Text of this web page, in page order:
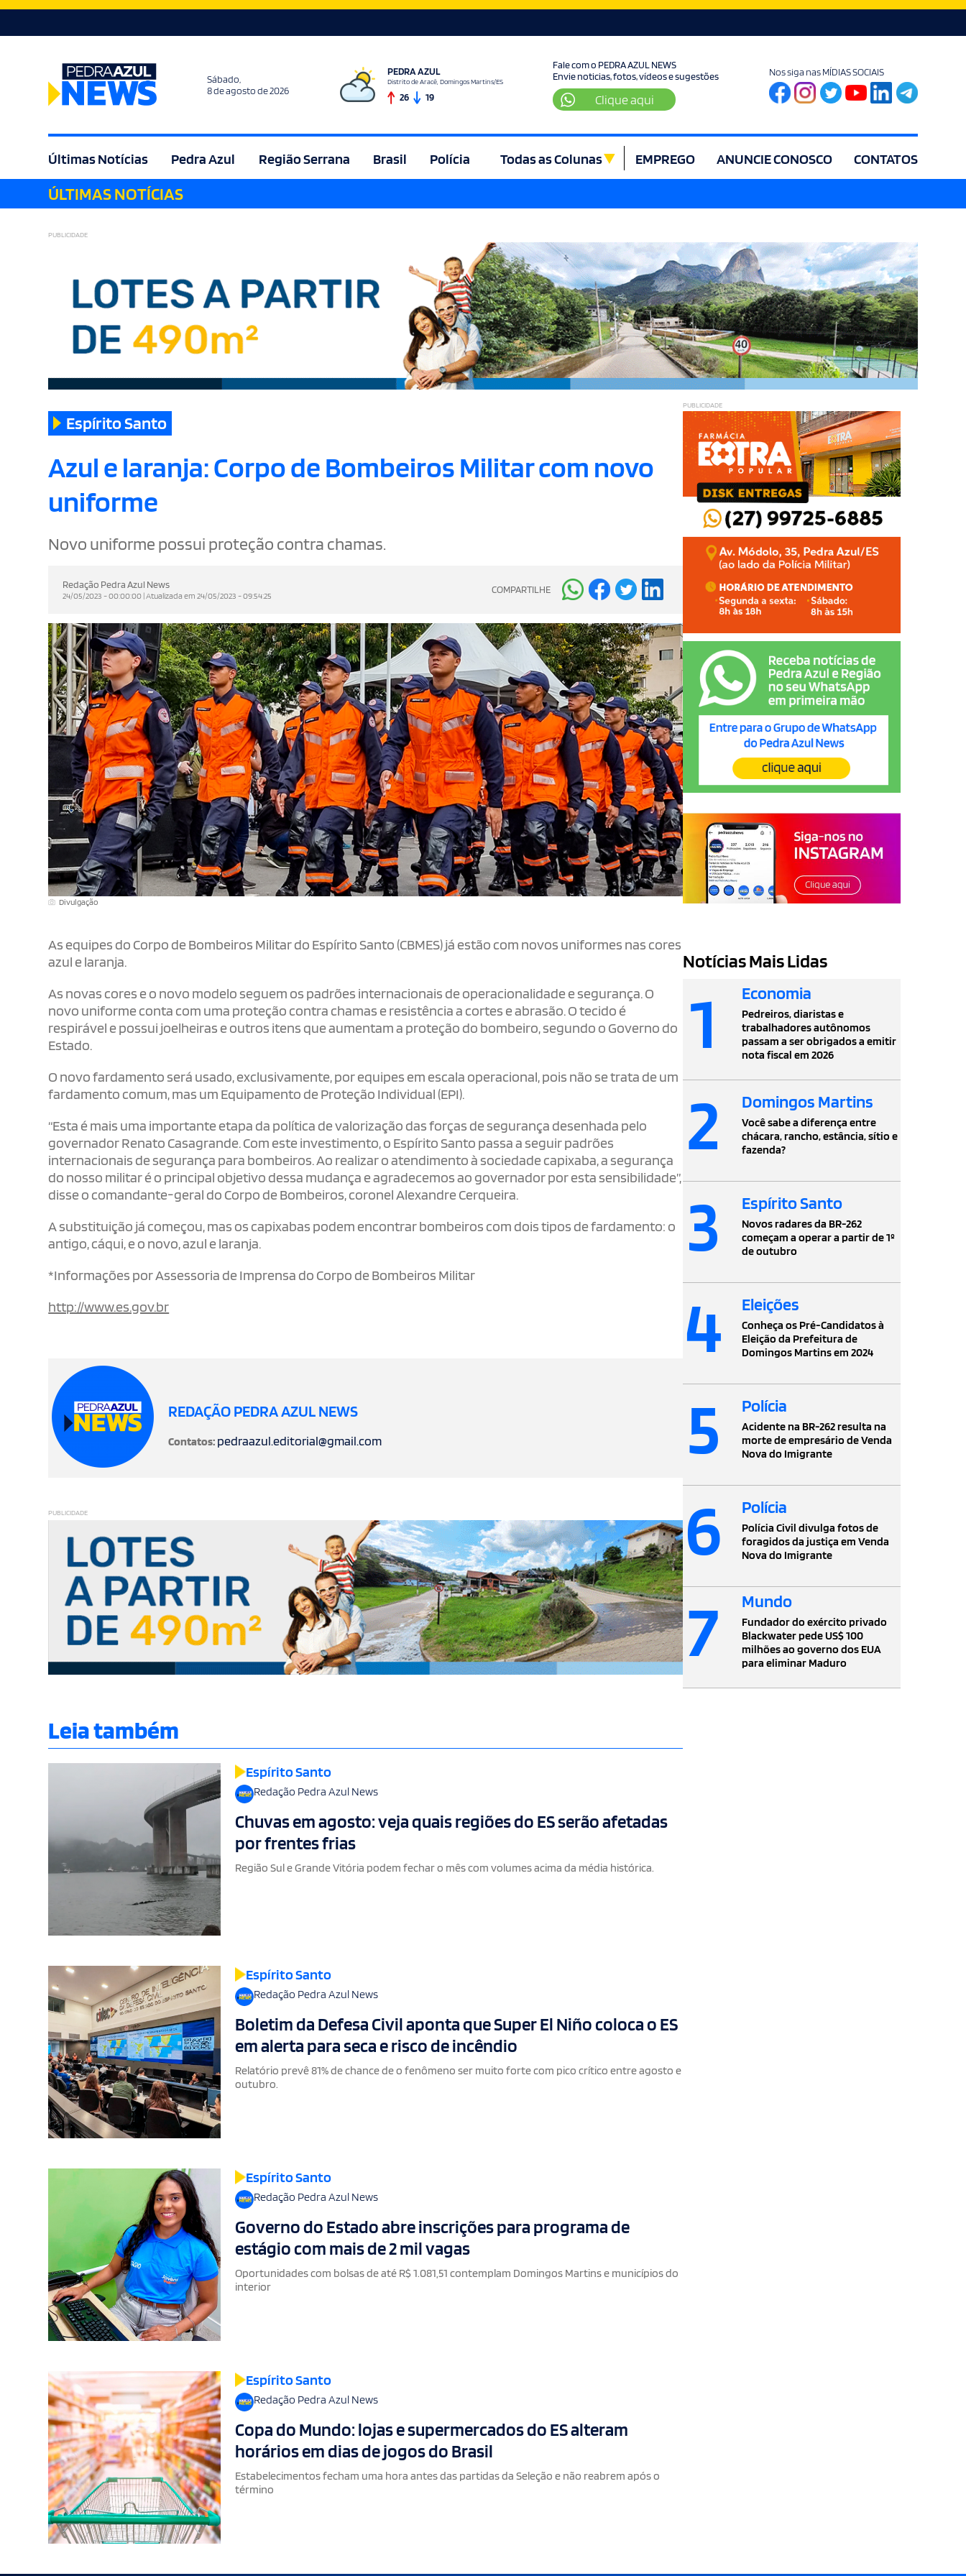
Sábado,
8 de agosto de 2026
PEDRA AZUL
Distrito de Aracê, Domingos Martins/ES
26 19
Fale com o PEDRA AZUL NEWS
Envie noticias, fotos, vídeos e sugestões
Clique aqui
Nos siga nas MÍDIAS SOCIAIS
Últimas Notícias Pedra Azul Região Serrana Brasil Polícia Todas as Colunas
Agricultura
EMPREGO ANUNCIE CONOSCO CONTATOS
ÚLTIMAS NOTÍCIAS
PUBLICIDADE
Espírito Santo
Azul e laranja: Corpo de Bombeiros Militar com novo
uniforme
Novo uniforme possui proteção contra chamas.
Redação Pedra Azul News
24/05/2023 - 00:00:00 | Atualizada em 24/05/2023 - 09:54:25 COMPARTILHE
Divulgação
As equipes do Corpo de Bombeiros Militar do Espírito Santo (CBMES) já estão com novos uniformes nas cores
azul e laranja.
As novas cores e o novo modelo seguem os padrões internacionais de operacionalidade e segurança. O
novo uniforme conta com uma proteção contra chamas e resistência a cortes e abrasão. O tecido é
respirável e possui joelheiras e outros itens que aumentam a proteção do bombeiro, segundo o Governo do
Estado.
O novo fardamento será usado, exclusivamente, por equipes em escala operacional, pois não se trata de um
fardamento comum, mas um Equipamento de Proteção Individual (EPI).
“Esta é mais uma importante etapa da política de valorização das forças de segurança desenhada pelo
governador Renato Casagrande. Com este investimento, o Espírito Santo passa a seguir padrões
internacionais de segurança para bombeiros. Ao realizar o atendimento à sociedade capixaba, a segurança
do nosso militar é o principal objetivo dessa mudança e agradecemos ao governador por esta sensibilidade”,
disse o comandante-geral do Corpo de Bombeiros, coronel Alexandre Cerqueira.
A substituição já começou, mas os capixabas podem encontrar bombeiros com dois tipos de fardamento: o
antigo, cáqui, e o novo, azul e laranja.
*Informações por Assessoria de Imprensa do Corpo de Bombeiros Militar
http://www.es.gov.br
REDAÇÃO PEDRA AZUL NEWS
Contatos: pedraazul.editorial@gmail.com
PUBLICIDADE
Leia também
Espírito Santo
Redação Pedra Azul News
Chuvas em agosto: veja quais regiões do ES serão afetadas
por frentes frias
Região Sul e Grande Vitória podem fechar o mês com volumes acima da média histórica.
Espírito Santo
Redação Pedra Azul News
Boletim da Defesa Civil aponta que Super El Niño coloca o ES
em alerta para seca e risco de incêndio
Relatório prevê 81% de chance de o fenômeno ser muito forte com pico crítico entre agosto e
outubro.
Espírito Santo
Redação Pedra Azul News
Governo do Estado abre inscrições para programa de
estágio com mais de 2 mil vagas
Oportunidades com bolsas de até R$ 1.081,51 contemplam Domingos Martins e municípios do
interior
Espírito Santo
Redação Pedra Azul News
Copa do Mundo: lojas e supermercados do ES alteram
horários em dias de jogos do Brasil
Estabelecimentos fecham uma hora antes das partidas da Seleção e não reabrem após o
término
PUBLICIDADE
Notícias Mais Lidas
1 Economia
Pedreiros, diaristas e
trabalhadores autônomos
passam a ser obrigados a emitir
nota fiscal em 2026
2 Domingos Martins
Você sabe a diferença entre
chácara, rancho, estância, sítio e
fazenda?
3 Espírito Santo
Novos radares da BR-262
começam a operar a partir de 1º
de outubro
4 Eleições
Conheça os Pré-Candidatos à
Eleição da Prefeitura de
Domingos Martins em 2024
5 Polícia
Acidente na BR-262 resulta na
morte de empresário de Venda
Nova do Imigrante
6 Polícia
Polícia Civil divulga fotos de
foragidos da justiça em Venda
Nova do Imigrante
7 Mundo
Fundador do exército privado
Blackwater pede US$ 100
milhões ao governo dos EUA
para eliminar Maduro